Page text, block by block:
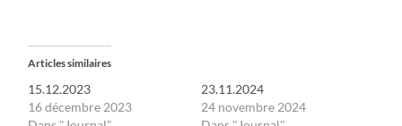
Articles similaires
15.12.2023
16 décembre 2023
23.11.2024
24 novembre 2024